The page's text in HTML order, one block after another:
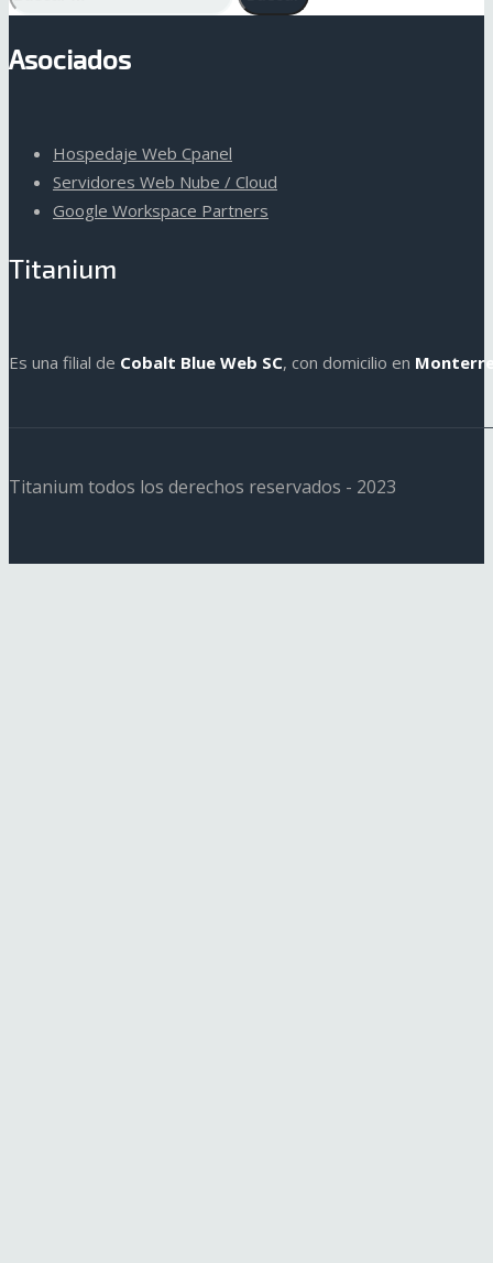
Asociados
Hospedaje Web Cpanel
Servidores Web Nube / Cloud
Google Workspace Partners
Titanium
Es una filial de Cobalt Blue Web SC, con domicilio en
Titanium todos los derechos reservados - 2023